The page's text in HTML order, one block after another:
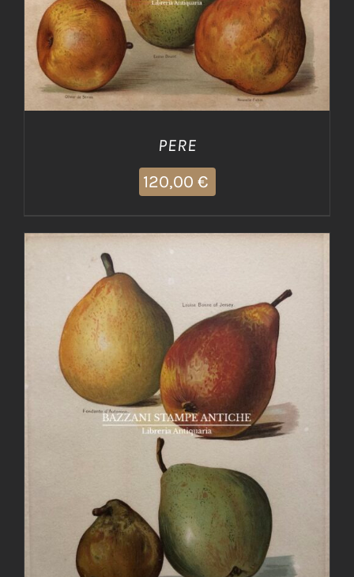
AGGIUNGI AL CARRELLO / DETTAGLI
PERE
120,00 €
AGGIUNGI AL CARRELLO / DETTAGLI